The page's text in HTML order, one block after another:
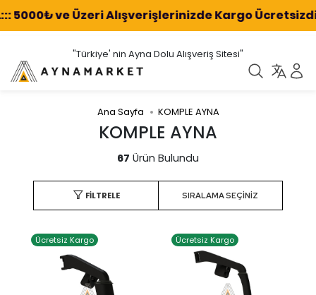
ve Üzeri Alışverişlerinizde Kargo Ücretsizdir!
"Türkiye' nin Ayna Dolu Alışveriş Sitesi"
Ana Sayfa KOMPLE AYNA
KOMPLE AYNA
67 Ürün Bulundu
FILTRELE
Ücretsiz Kargo Ücretsiz Kargo